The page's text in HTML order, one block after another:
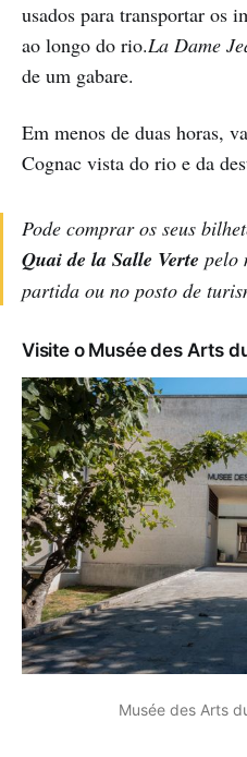
usados para transportar os
ao longo do rio.La Dame
de um gabare.
Em menos de duas horas,
Cognac vista do rio e da
Pode comprar os seus
Quai de la Salle Verte pelo
partida ou no posto de
Visite o Musée des Arts
Musée des Arts